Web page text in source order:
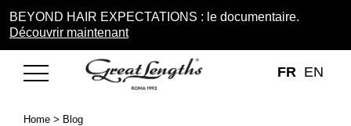
BEYOND HAIR EXPECTATIONS : le documentaire.
Découvrir maintenant
FR EN
Home > Blog